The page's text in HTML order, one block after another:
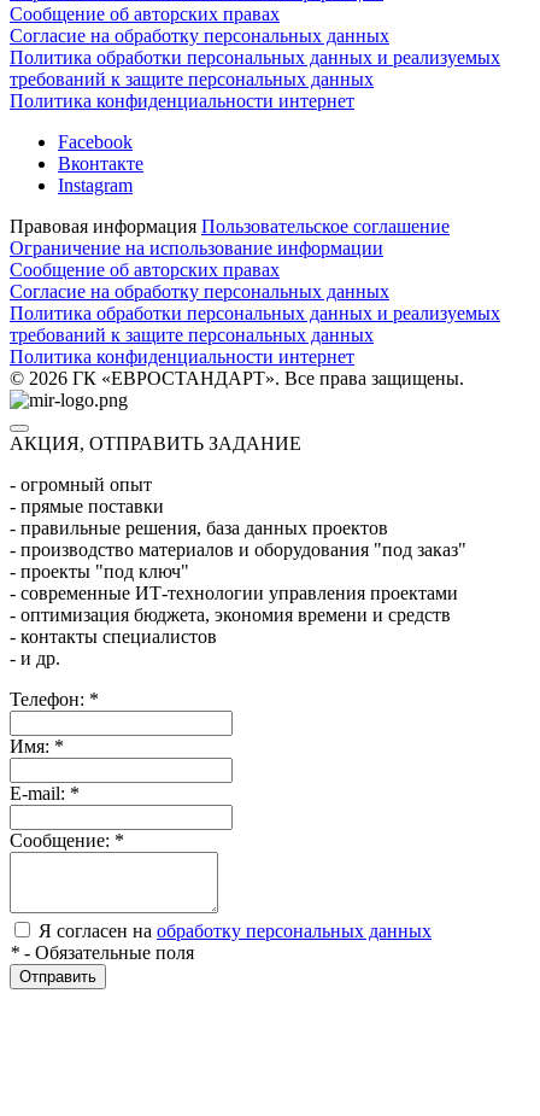
Сообщение об авторских правах
Согласие на обработку персональных данных
Политика обработки персональных данных и реализуемых
требований к защите персональных данных
Политика конфиденциальности интернет
Facebook
Вконтакте
Instagram
Правовая информация Пользовательское соглашение
Ограничение на использование информации
Сообщение об авторских правах
Согласие на обработку персональных данных
Политика обработки персональных данных и реализуемых
требований к защите персональных данных
Политика конфиденциальности интернет
© 2026 ГК «ЕВРОСТАНДАРТ». Все права защищены.
АКЦИЯ, ОТПРАВИТЬ ЗАДАНИЕ
- огромный опыт
- прямые поставки
- правильные решения, база данных проектов
- производство материалов и оборудования "под заказ"
- проекты "под ключ"
- современные ИТ-технологии управления проектами
- оптимизация бюджета, экономия времени и средств
- контакты специалистов
- и др.
Телефон: *
Имя: *
E-mail: *
Сообщение: *
Я согласен на обработку персональных данных
* - Обязательные поля
Отправить